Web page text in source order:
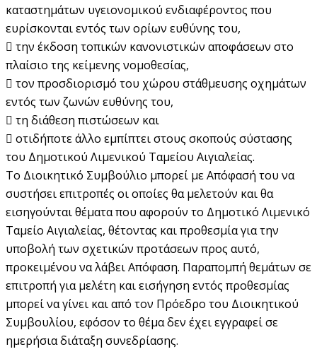
καταστημάτων υγειονομικού ενδιαφέροντος που
ευρίσκονται εντός των ορίων ευθύνης του,
 την έκδοση τοπικών κανονιστικών αποφάσεων στο
πλαίσιο της κείμενης νομοθεσίας,
 τον προσδιορισμό του χώρου στάθμευσης οχημάτων
εντός των ζωνών ευθύνης του,
 τη διάθεση πιστώσεων και
 οτιδήποτε άλλο εμπίπτει στους σκοπούς σύστασης
του Δημοτικού Λιμενικού Ταμείου Αιγιαλείας.
Το Διοικητικό Συμβούλιο μπορεί με Απόφασή του να
συστήσει επιτροπές οι οποίες θα μελετούν και θα
εισηγούνται θέματα που αφορούν το Δημοτικό Λιμενικό
Ταμείο Αιγιαλείας, θέτοντας και προθεσμία για την
υποβολή των σχετικών προτάσεων προς αυτό,
προκειμένου να λάβει Απόφαση. Παραπομπή θεμάτων σε
επιτροπή για μελέτη και εισήγηση εντός προθεσμίας
μπορεί να γίνει και από τον Πρόεδρο του Διοικητικού
Συμβουλίου, εφόσον το θέμα δεν έχει εγγραφεί σε
ημερήσια διάταξη συνεδρίασης.